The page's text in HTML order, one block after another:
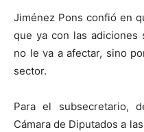
Jiménez Pons confió en
que ya con las adiciones
no le va a afectar, sino
sector.
Para el subsecretario,
Cámara de Diputados a